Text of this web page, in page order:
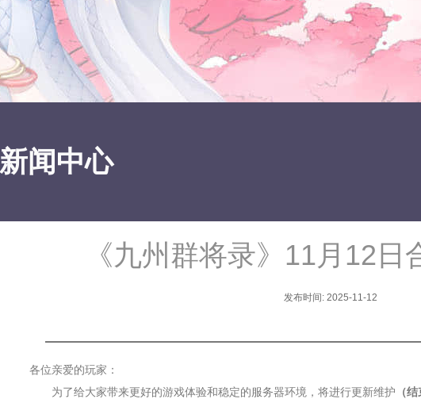
新闻中心
《九州群将录》11月12日
发布时间: 2025-11-12
各位亲爱的玩家：
为了给大家带来更好的游戏体验和稳定的服务器环境，将进行更新维护 （